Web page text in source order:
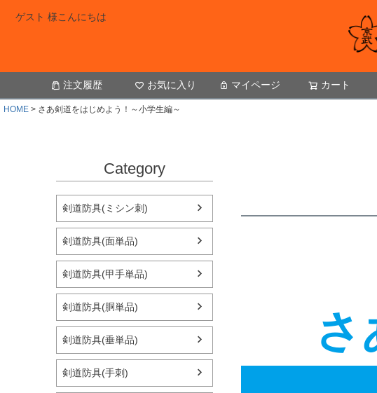
ゲスト 様こんにちは
注文履歴 お気に入り マイページ カート
HOME さあ剣道をはじめよう！～小学生編～
Category
剣道防具(ミシン刺)
剣道防具(面単品)
剣道防具(甲手単品)
剣道防具(胴単品)
剣道防具(垂単品)
剣道防具(手刺)
さ